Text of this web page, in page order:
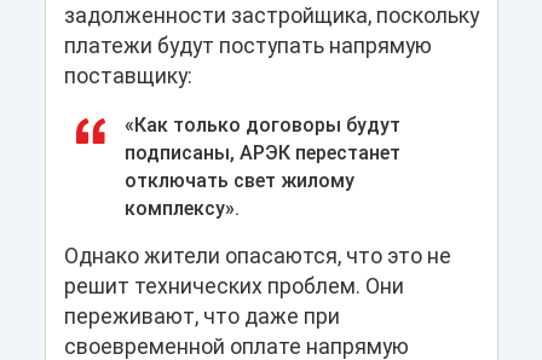
задолженности застройщика, поскольку
платежи будут поступать напрямую
поставщику:
«Как только договоры будут
подписаны, АРЭК перестанет
отключать свет жилому
комплексу».
Однако жители опасаются, что это не
решит технических проблем. Они
переживают, что даже при
своевременной оплате напрямую